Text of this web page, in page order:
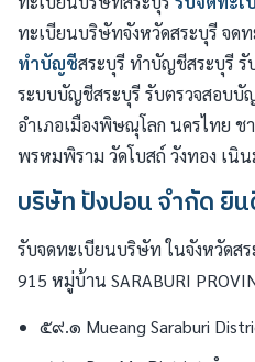
ทะเบียนบริษัทจังหวัดสระบุรี จด
ทำบัญชีสระบุรี ทำบัญชีสระบุรี รั
ระบบบัญชีสระบุรี รับตรวจสอบบั
อำเภอเมืองพิษณุโลก นครไทย ช
พรหมพิราม วัดโบสถ์ วังทอง เนิน
บริษัท ปังปอน จำกัด ยิ
รับจดทะเบียนบริษัท ในจังหวัดส
915 หมู่บ้าน SARABURI
๕๙.๑ Mueang Saraburi